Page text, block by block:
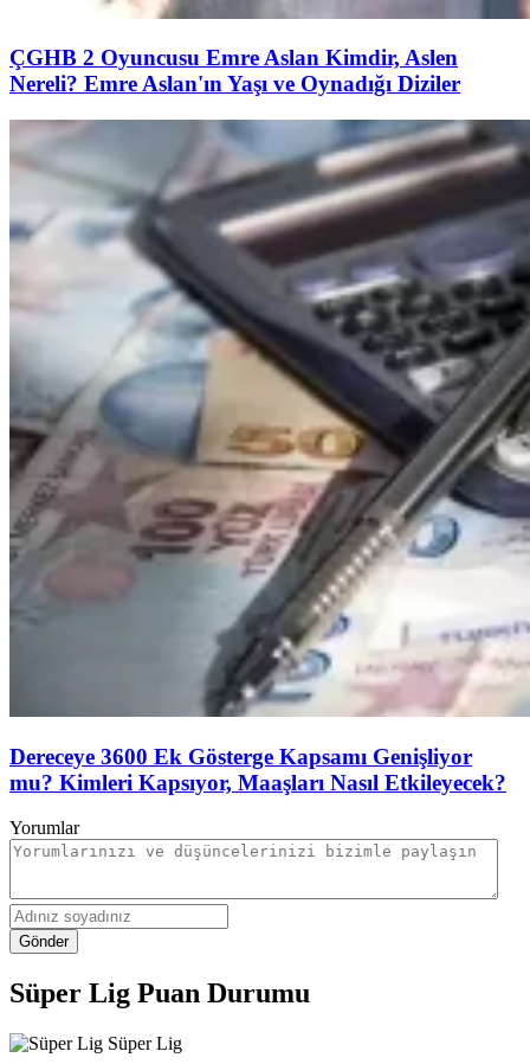
ÇGHB 2 Oyuncusu Emre Aslan Kimdir, Aslen
Nereli? Emre Aslan'ın Yaşı ve Oynadığı Diziler
Dereceye 3600 Ek Gösterge Kapsamı Genişliyor
mu? Kimleri Kapsıyor, Maaşları Nasıl Etkileyecek?
Yorumlar
Gönder
Süper Lig Puan Durumu
Süper Lig